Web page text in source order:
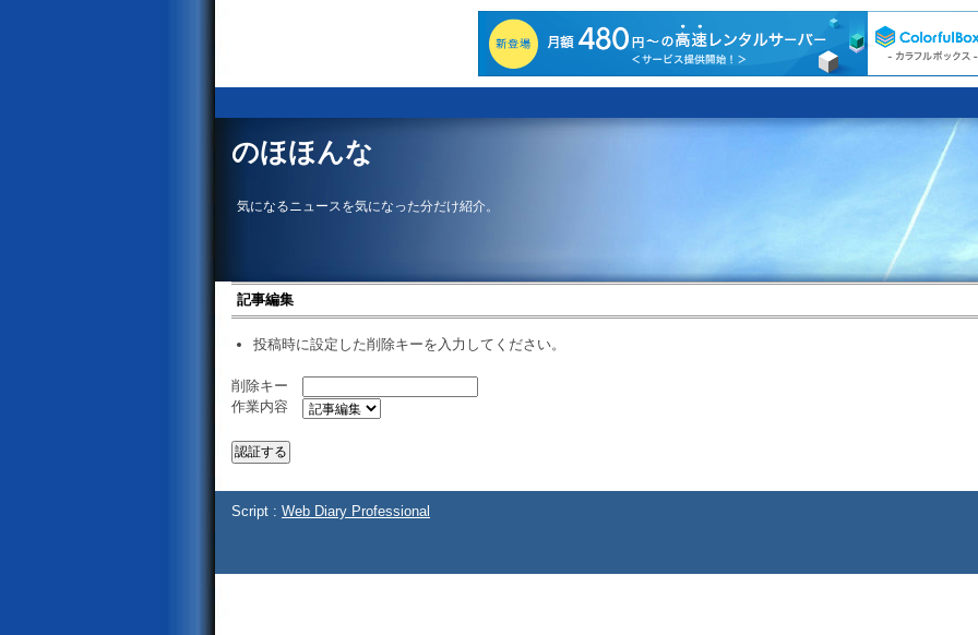
のほほんな
気になるニュースを気になった分だけ紹介。
記事編集
投稿時に設定した削除キーを入力してください。
削除キー
作業内容
Script : Web Diary Professional